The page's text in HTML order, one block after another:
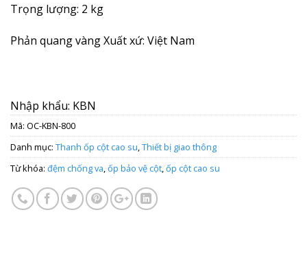
Trọng lượng: 2 kg
Phản quang vàng Xuất xứ: Việt Nam
Nhập khẩu: KBN
Mã: OC-KBN-800
Danh mục: Thanh ốp cột cao su,Thiết bị giao thông
Từ khóa: đệm chống va,ốp bảo vệ cột,ốp cột cao su